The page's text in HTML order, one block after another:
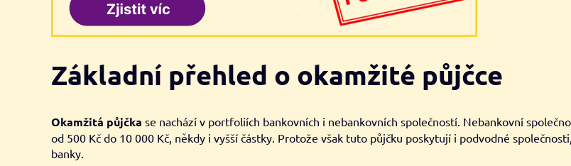
Základní přehled o okamžité půjčce
Okamžitá půjčka se nachází v portfoliích bankovních i nebankovních společností. Nebankovní
od 500 Kč do 10 000 Kč, někdy i vyšší částky. Protože však tuto půjčku poskytují i podvodné
banky.